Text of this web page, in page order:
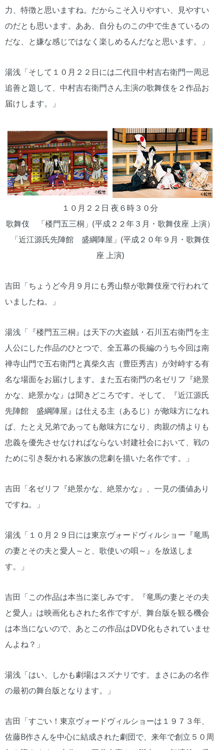
力、特徴と思いますね。だからこそ入りやすい、見やすい
のだとも思います。ああ、自分ものこの中で生きているの
だな、と嫌な感じではなく楽しめるんだなと思います。」
湯浅「そして１０月２２日には二代目中村吉右衛門一周忌
追善と題して、中村吉右衛門さん主演の歌舞伎を２作品お
届けします。」
１０月２２日 夜６時３０分
歌舞伎 「楼門五三桐」(平成２２年３月・歌舞伎座 上演）
「近江源氏先陣館 盛綱陣屋」(平成２０年９月・歌舞伎
座 上演)
吉田「ちょうど今月９月にも秀山祭が歌舞伎座で行われて
いましたね。」
湯浅「『楼門五三桐』は天下の大盗賊・石川五右衛門を主
人公にした作品のひとつで、全五幕の長編のうち今回は南
禅寺山門で五右衛門と真柴久吉（豊臣秀吉）が対峙する有
名な場面をお届けします。また五右衛門の名ゼリフ『絶景
かな、絶景かな』は聞きどころです。そして、『近江源氏
先陣館 盛綱陣屋』は仕える主（あるじ）が敵味方になれ
ば、たとえ兄弟であっても敵味方になり、肉親の情よりも
忠義を優先させなければならない封建社会において、戦の
ために引き裂かれる家族の悲劇を描いた名作です。」
吉田「名ゼリフ『絶景かな、絶景かな』、一見の価値あり
ですね。」
湯浅「１０月２９日には東京ヴォードヴィルショー『竜馬
の妻とその夫と愛人～と、歌使いの唄～』を放送しま
す。」
吉田「この作品は本当に楽しみです。『竜馬の妻とその夫
と愛人』は映画化もされた名作ですが、舞台版を観る機会
は本当にないので、あとこの作品はDVD化もされていませ
んよね？」
湯浅「はい、しかも劇場はスズナリです。まさにあの名作
の最初の舞台版となります。」
吉田「すごい！東京ヴォードヴィルショーは１９７３年、
佐藤B作さんを中心に結成された劇団で、来年で創立５０周